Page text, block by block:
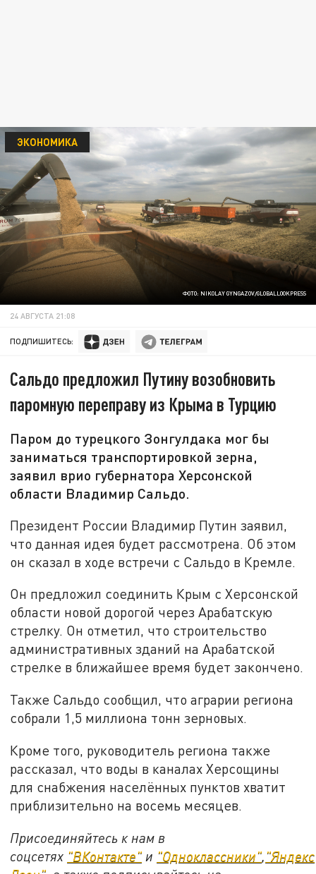
ФОТО: NIKOLAY GYNGAZOV/GLOBALLOOKPRESS
ЭКОНОМИКА
24 АВГУСТА 21:08
ПОДПИШИТЕСЬ:
Сальдо предложил Путину возобновить
паромную переправу из Крыма в Турцию
Паром до турецкого Зонгулдака мог бы
заниматься транспортировкой зерна,
заявил врио губернатора Херсонской
области Владимир Сальдо.
Президент России Владимир Путин заявил,
что данная идея будет рассмотрена. Об этом
он сказал в ходе встречи с Сальдо в Кремле.
Он предложил соединить Крым с Херсонской
области новой дорогой через Арабатскую
стрелку. Он отметил, что строительство
административных зданий на Арабатской
стрелке в ближайшее время будет закончено.
Также Сальдо сообщил, что аграрии региона
собрали 1,5 миллиона тонн зерновых.
Кроме того, руководитель региона также
рассказал, что воды в каналах Херсощины
для снабжения населённых пунктов хватит
приблизительно на восемь месяцев.
Присоединяйтесь к нам в
соцсетях "ВКонтакте" и "Одноклассники" "Яндекс